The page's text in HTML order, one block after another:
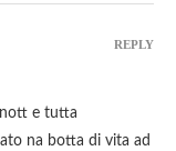
e tutta
na botta di vita ad
REPLY